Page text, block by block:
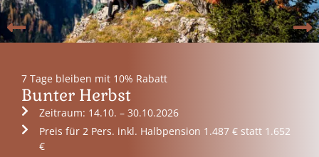
7 Tage bleiben mit 10% Rabatt
Bunter Herbst
Zeitraum: 14.10. – 30.10.2026
Preis für 2 Pers. inkl. Halbpension 1.487 € statt 1.652
€